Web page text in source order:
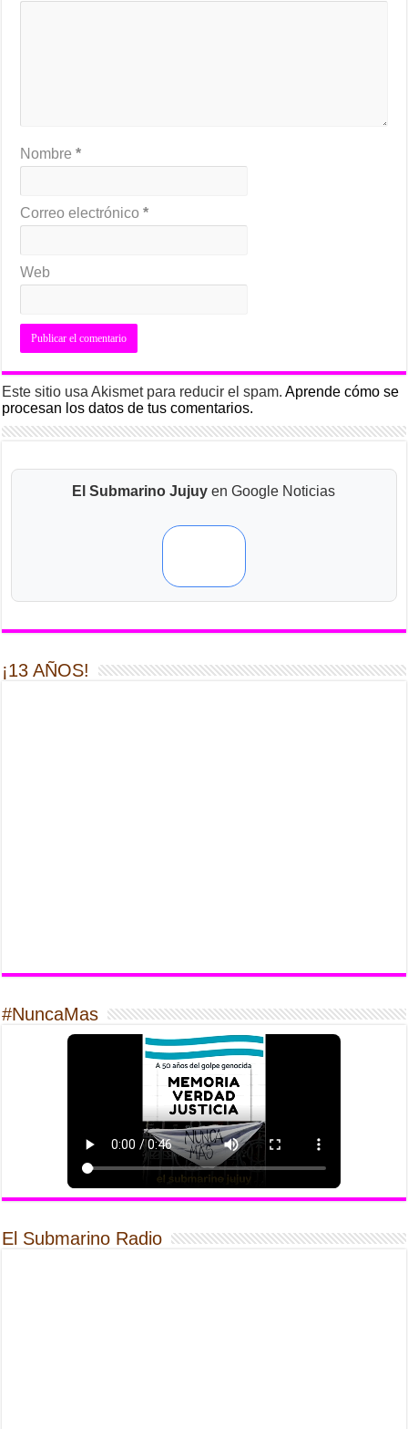
Nombre*
Correo electrónico*
Web
Este sitio usa Akismet para reducir el spam.Aprende cómo se
procesan los datos de tus comentarios.
El Submarino Jujuy en Google Noticias
¡13 AÑOS!
#NuncaMas
El Submarino Radio